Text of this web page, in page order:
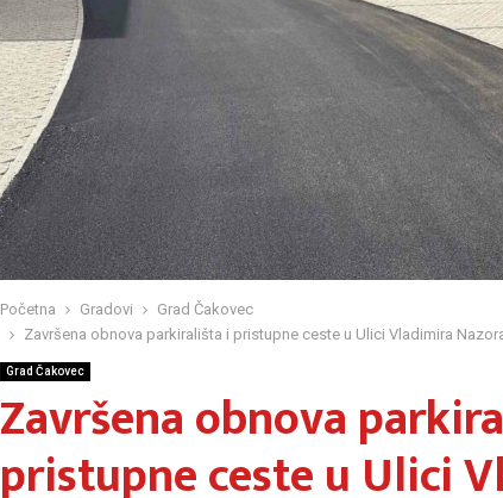
Početna Gradovi
Grad Čakovec
Završena obnova parkirališta i pristupne ceste u Ulici Vladimira
Grad Čakovec
Završena obnova
pristupne ceste u Ulici